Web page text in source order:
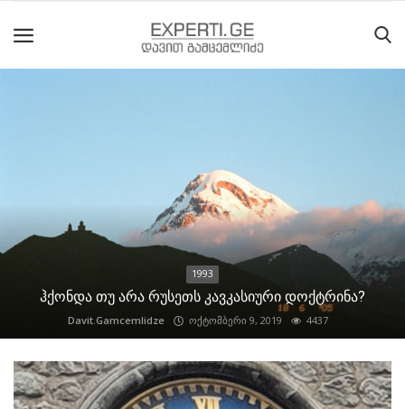
შესახებ
მოძრაობის
ისტორია
სტატიები
1993
ჰქონდა თუ არა რუსეთს კავკასიური დოქტრინა?
Davit.Gamcemlidze ოქტომბერი 9, 2019 4437